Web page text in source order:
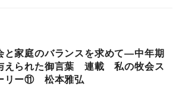
と家庭のバランスを求めて―中年期
えられた御言葉 連載 私の牧会ス
リー⑪ 松本雅弘